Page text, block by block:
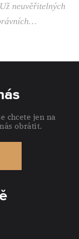
neuvěřitelných
chcete jen na
obrátit.